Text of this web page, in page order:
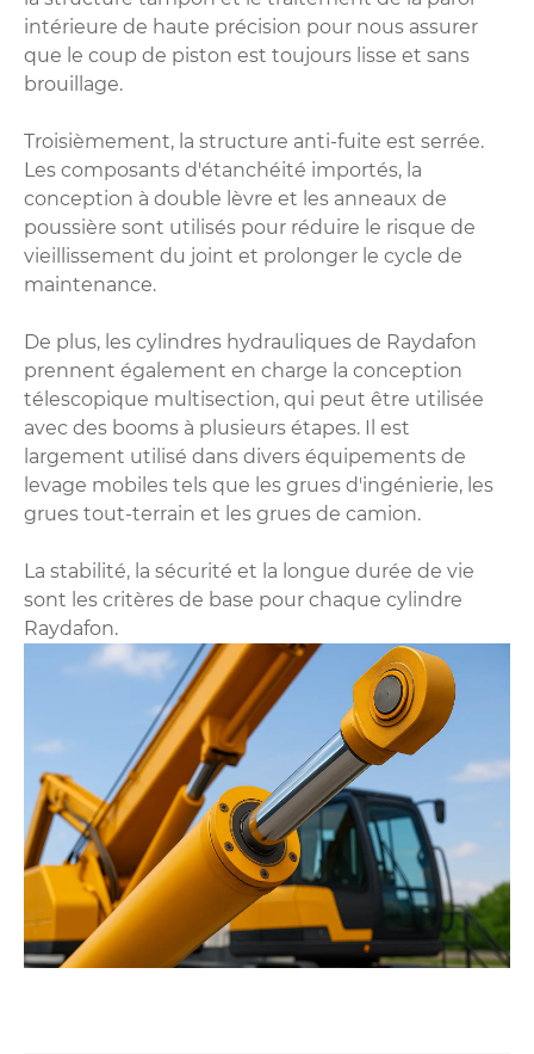
intérieure de haute précision pour nous assurer
que le coup de piston est toujours lisse et sans
brouillage.
Troisièmement, la structure anti-fuite est serrée.
Les composants d'étanchéité importés, la
conception à double lèvre et les anneaux de
poussière sont utilisés pour réduire le risque de
vieillissement du joint et prolonger le cycle de
maintenance.
De plus, les cylindres hydrauliques de Raydafon
prennent également en charge la conception
télescopique multisection, qui peut être utilisée
avec des booms à plusieurs étapes. Il est
largement utilisé dans divers équipements de
levage mobiles tels que les grues d'ingénierie, les
grues tout-terrain et les grues de camion.
La stabilité, la sécurité et la longue durée de vie
sont les critères de base pour chaque cylindre
Raydafon.